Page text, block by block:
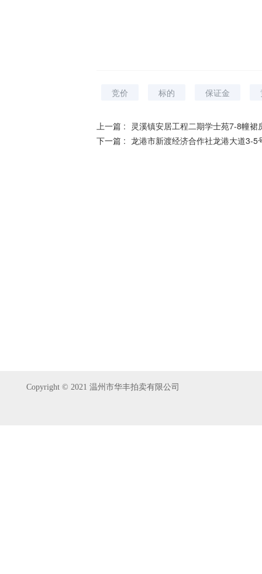
竞价 标的 保证金
上一篇 : 灵溪镇安居工程二期学士苑7-8幢
下一篇 : 龙港市新渡经济合作社龙港大道3-
Copyright © 2021 温州市华丰拍卖有限公司